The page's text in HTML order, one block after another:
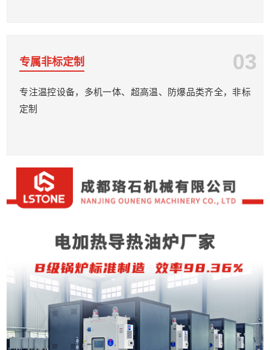
专属非标定制 03
专注温控设备，多机一体、超高温、防爆品类齐全，非标
定制